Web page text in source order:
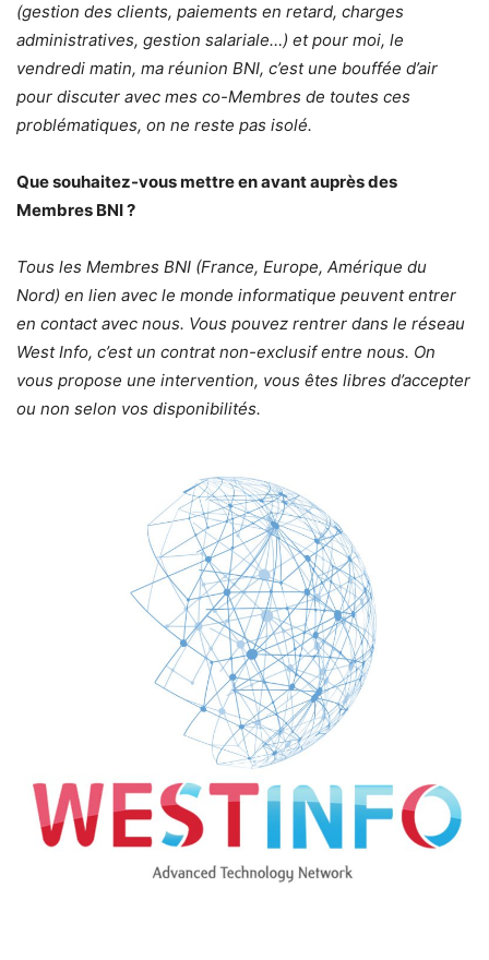
(gestion des clients, paiements en retard, charges
administratives, gestion salariale…) et pour moi, le
vendredi matin, ma réunion BNI, c’est une bouffée d’air
pour discuter avec mes co-Membres de toutes ces
problématiques, on ne reste pas isolé.
Que souhaitez-vous mettre en avant auprès des
Membres BNI ?
Tous les Membres BNI (France, Europe, Amérique du
Nord) en lien avec le monde informatique peuvent entrer
en contact avec nous. Vous pouvez rentrer dans le réseau
West Info, c’est un contrat non-exclusif entre nous. On
vous propose une intervention, vous êtes libres d’accepter
ou non selon vos disponibilités.